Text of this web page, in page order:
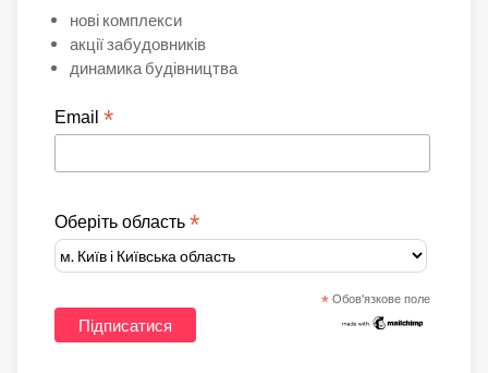
нові комплекси
акції забудовників
динамика будівництва
Email *
Оберіть область *
* Обов'язкове поле